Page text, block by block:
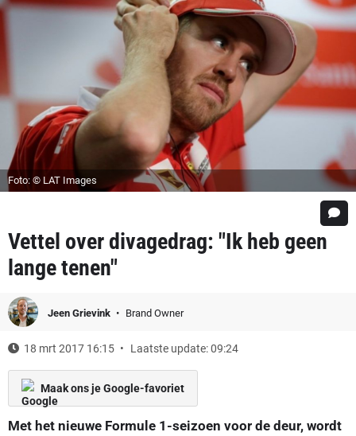
Foto: © LAT Images
Vettel over divagedrag: "Ik heb geen
lange tenen"
Jeen Grievink Brand Owner
18 mrt 2017 16:15 Laatste update: 09:24
Maak ons je Google-favoriet
Met het nieuwe Formule 1-seizoen voor de deur, wordt